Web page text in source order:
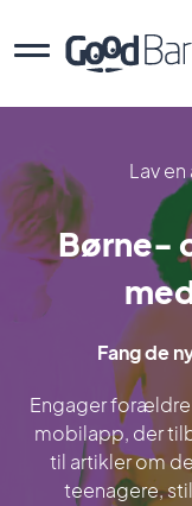
Lav
Børne-
Fang de
Engager
mobilapp, der
til artikler om
teenagere,